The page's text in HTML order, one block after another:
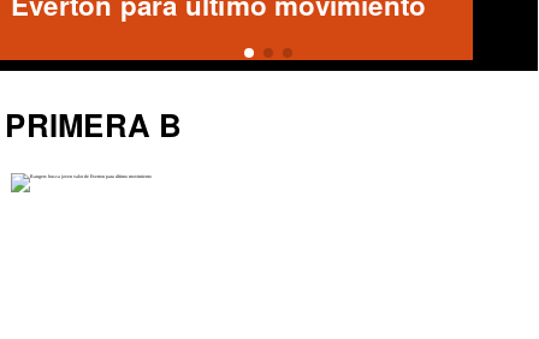
PRIMERA B